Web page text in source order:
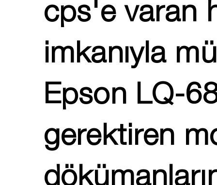
cps'e varan
imkanıyla
Epson LQ-
gerektiren